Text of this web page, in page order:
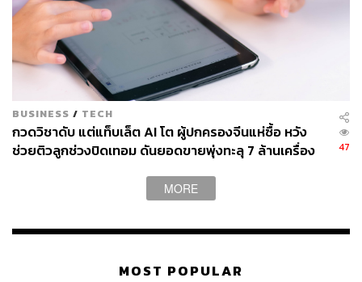
BUSINESS / TECH
กวดวิชาดับ แต่แท็บเล็ต AI โต ผู้ปกครองจีนแห่ซื้อ หวัง
ช่วยติวลูกช่วงปิดเทอม ดันยอดขายพุ่งทะลุ 7 ล้านเครื่อง
47
MORE
MOST POPULAR